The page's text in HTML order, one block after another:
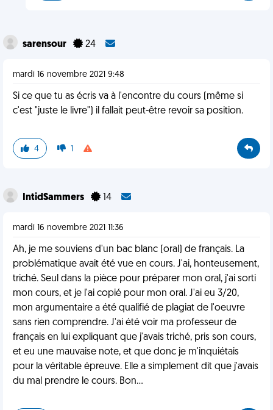
sarensour 24
mardi 16 novembre 2021 9:48
Si ce que tu as écris va à l'encontre du cours (même si
c'est "juste le livre") il fallait peut-être revoir sa position.
4 1
IntidSammers 14
mardi 16 novembre 2021 11:36
Ah, je me souviens d'un bac blanc (oral) de français. La
problématique avait été vue en cours. J'ai, honteusement,
triché. Seul dans la pièce pour préparer mon oral, j'ai sorti
mon cours, et je l'ai copié pour mon oral. J'ai eu 3/20,
mon argumentaire a été qualifié de plagiat de l'oeuvre
sans rien comprendre. J'ai été voir ma professeur de
français en lui expliquant que j'avais triché, pris son cours,
et eu une mauvaise note, et que donc je m'inquiétais
pour la véritable épreuve. Elle a simplement dit que j'avais
du mal prendre le cours. Bon...